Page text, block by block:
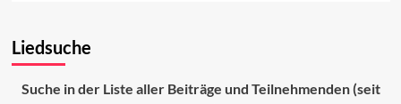
der
(39–
Liedsuche
Suche in der Liste aller Beiträge und Teilnehmenden (seit